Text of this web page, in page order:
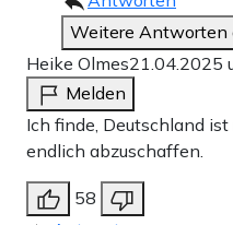
Weitere Antworten
Heike Olmes21.04.2025
Melden
Ich finde, Deutschland
endlich abzuschaffen.
58